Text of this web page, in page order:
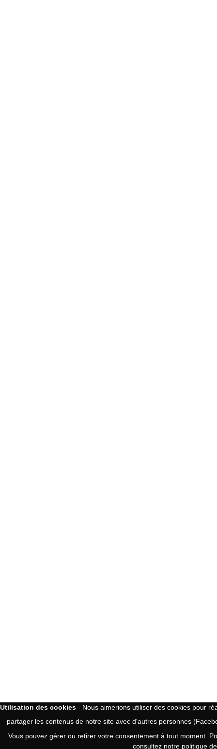
Utilisation des cookies - Nous aimerions utiliser des cookies pour
partager les contenus de notre site avec d'autres personnes
Vous pouvez gérer ou retirer votre consentement à tout moment.
consultez notre politique